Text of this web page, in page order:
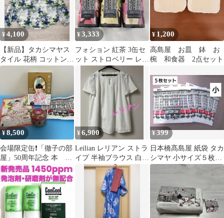
¥4,100
【新品】タカシマヤス
タイル 花柄 コットンシ
ルクブラウス 水彩画風
ブルー系 L
¥3,333
フォション 紅茶 3缶セ
ット ストロベリー レモ
ン＆ジンジャー アップ
ル＆ローズ
¥ 1,200
高島屋 お皿 鉢 お
椀 和食器 2点セット
¥8,500
会場限定缶❗️「徹子の部
屋」50周年記念 本 &
青山デカーボ『徹子の
部屋缶』
¥6,900
Leilian レリアン ストラ
イプ 半袖ブラウス 白
透け感 サラッと涼し
¥399
日本橋髙島屋 紙袋 タカ
シマヤ 小サイズ５枚セ
ット 新品未使用